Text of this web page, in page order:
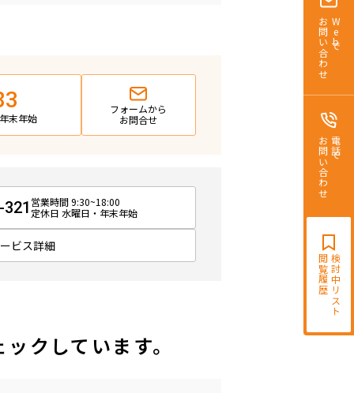
Webで
お問い合わせ
電話で
お問い合わせ
検討中リスト
閲覧履歴
末年始
フォームから
お問合せ
営業時間 9:30~18:00
定休日 水曜日・年末年始
ビス詳細
クしています。